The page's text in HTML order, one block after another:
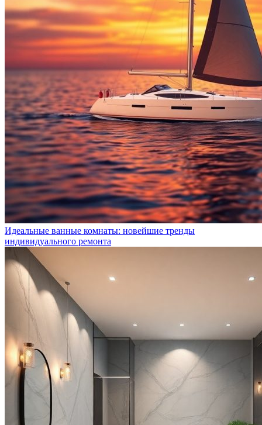
Идеальные ванные комнаты: новейшие тренды
индивидуального ремонта